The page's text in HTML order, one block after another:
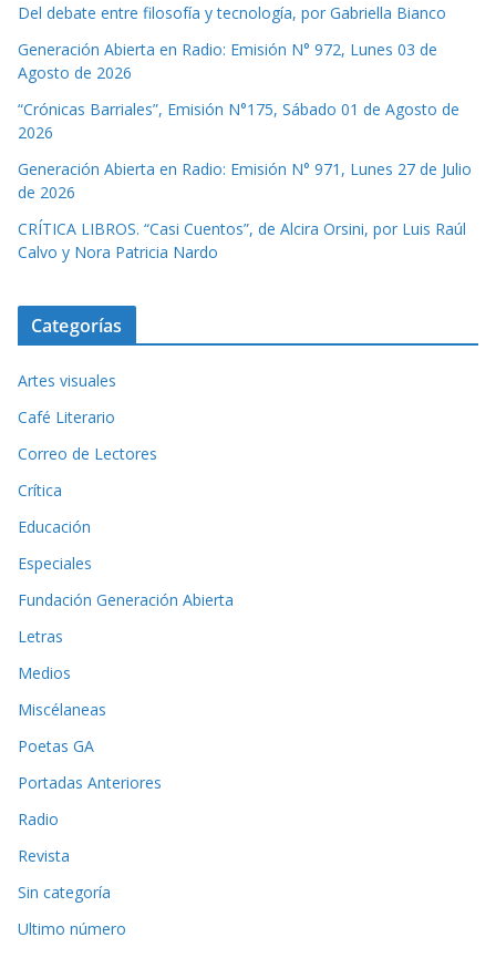
Del debate entre filosofía y tecnología, por Gabriella Bianco
Generación Abierta en Radio: Emisión N° 972, Lunes 03 de
Agosto de 2026
“Crónicas Barriales”, Emisión N°175, Sábado 01 de Agosto de
2026
Generación Abierta en Radio: Emisión N° 971, Lunes 27 de Julio
de 2026
CRÍTICA LIBROS. “Casi Cuentos”, de Alcira Orsini, por Luis Raúl
Calvo y Nora Patricia Nardo
Categorías
Artes visuales
Café Literario
Correo de Lectores
Crítica
Educación
Especiales
Fundación Generación Abierta
Letras
Medios
Miscélaneas
Poetas GA
Portadas Anteriores
Radio
Revista
Sin categoría
Ultimo número